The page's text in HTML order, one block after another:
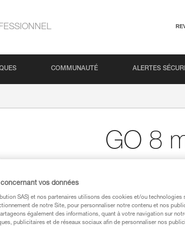
COMMUNAUTÉ ALERTES
GO 8
Maillon rapide de
GO est un maillon
manière permanente
à un relais, afin
résistance.
vos données
SAS) et nos partenaires utilisons des cookies et/ou technologies
de notre Site, pour personnaliser notre contenu et nos
également des informations, quant à votre navigation sur
publicitaires et de réseaux sociaux afin de personnaliser nos